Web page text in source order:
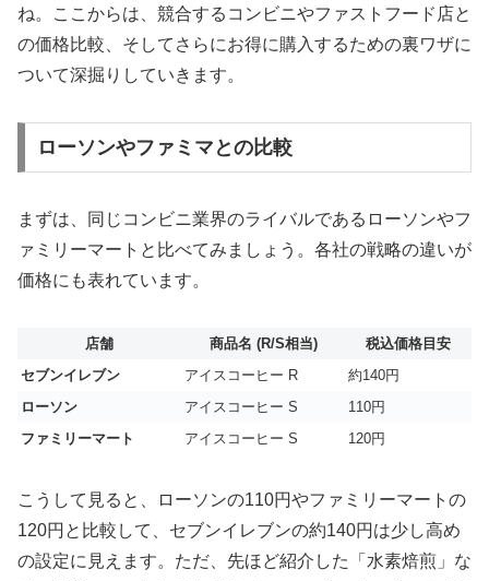
ね。ここからは、競合するコンビニやファストフード店と
の価格比較、そしてさらにお得に購入するための裏ワザに
ついて深掘りしていきます。
ローソンやファミマとの比較
まずは、同じコンビニ業界のライバルであるローソンやフ
ァミリーマートと比べてみましょう。各社の戦略の違いが
価格にも表れています。
店舗 商品名 (R/S相当)
税込価格目安
セブンイレブン
アイスコーヒー R
約140円
ローソン
アイスコーヒー S
110円
ファミリーマート
アイスコーヒー S 120円
こうして見ると、ローソンの110円やファミリーマートの
120円と比較して、セブンイレブンの約140円は少し高め
の設定に見えます。ただ、先ほど紹介した「水素焙煎」な